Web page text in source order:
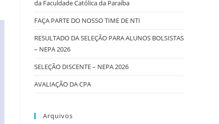
da Faculdade Católica da Paraíba
FAÇA PARTE DO NOSSO TIME DE NTI
RESULTADO DA SELEÇÃO PARA ALUNOS BOLSISTAS
– NEPA 2026
SELEÇÃO DISCENTE – NEPA 2026
AVALIAÇÃO DA CPA
Arquivos